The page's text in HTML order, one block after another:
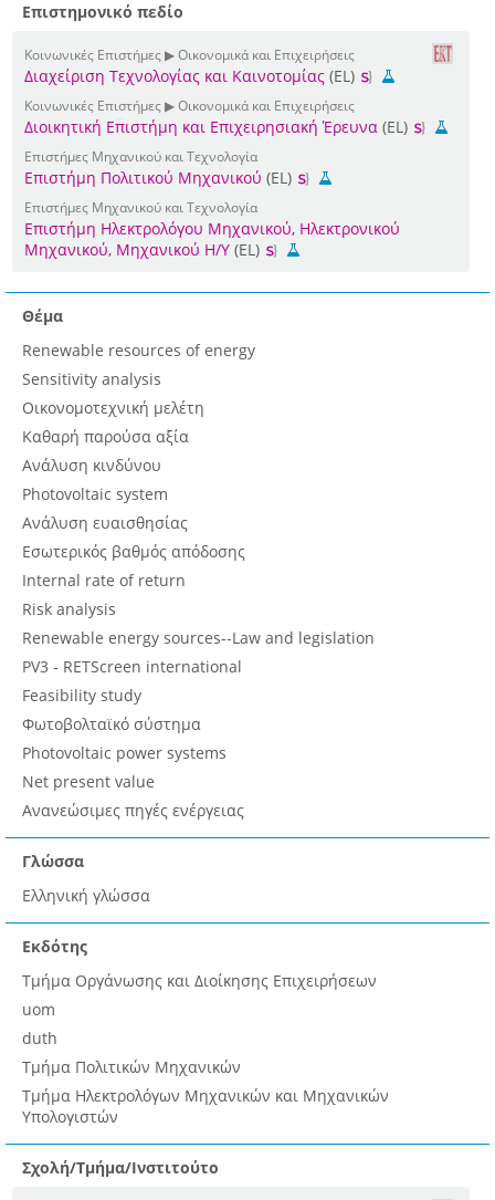
Επιστημονικό πεδίο
Κοινωνικές Επιστήμες ▶ Οικονομικά και Επιχειρήσεις
Διαχείριση Τεχνολογίας και Καινοτομίας (EL)
Κοινωνικές Επιστήμες ▶ Οικονομικά και Επιχειρήσεις
Διοικητική Επιστήμη και Επιχειρησιακή Έρευνα (EL)
Επιστήμες Μηχανικού και Τεχνολογία
Επιστήμη Πολιτικού Μηχανικού (EL)
Επιστήμες Μηχανικού και Τεχνολογία
Επιστήμη Ηλεκτρολόγου Μηχανικού, Ηλεκτρονικού
Μηχανικού, Μηχανικού Η/Υ (EL)
Θέμα
Renewable resources of energy
Sensitivity analysis
Οικονομοτεχνική μελέτη
Καθαρή παρούσα αξία
Ανάλυση κινδύνου
Photovoltaic system
Ανάλυση ευαισθησίας
Εσωτερικός βαθμός απόδοσης
Internal rate of return
Risk analysis
Renewable energy sources--Law and legislation
PV3 - RETScreen international
Feasibility study
Φωτοβολταϊκό σύστημα
Photovoltaic power systems
Net present value
Ανανεώσιμες πηγές ενέργειας
Γλώσσα
Ελληνική γλώσσα
Εκδότης
Τμήμα Οργάνωσης και Διοίκησης Επιχειρήσεων
uom
duth
Τμήμα Πολιτικών Μηχανικών
Τμήμα Ηλεκτρολόγων Μηχανικών και Μηχανικών
Υπολογιστών
Σχολή/Τμήμα/Ινστιτούτο